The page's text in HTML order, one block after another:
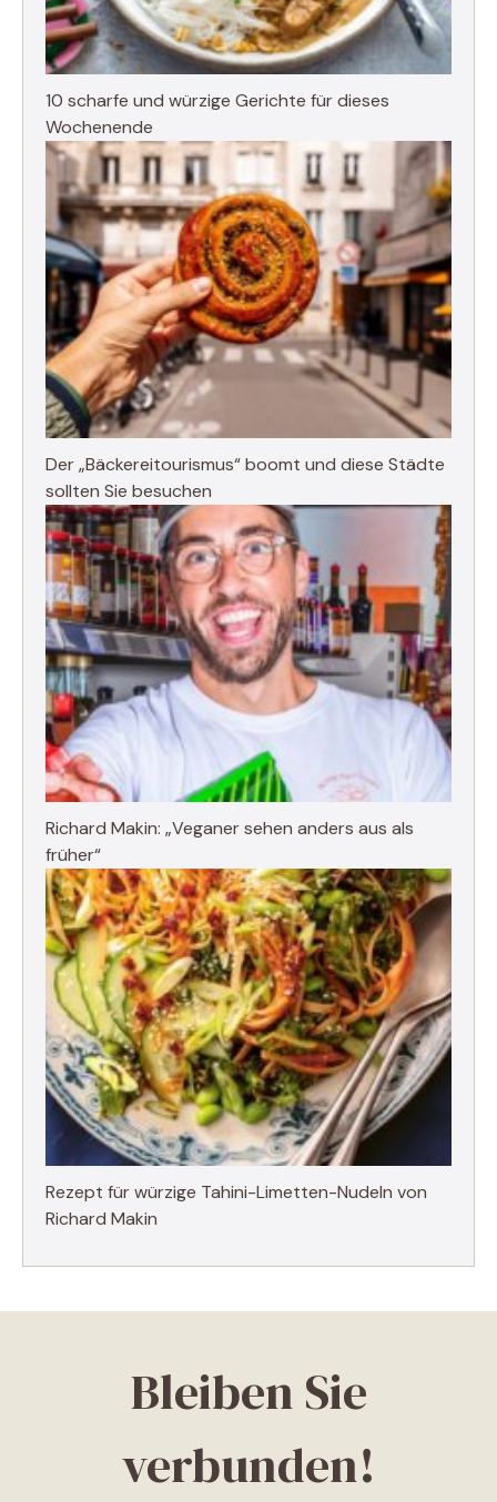
10 scharfe und würzige Gerichte für dieses
Wochenende
Der „Bäckereitourismus“ boomt und diese Städte
sollten Sie besuchen
Richard Makin: „Veganer sehen anders aus als
früher“
Rezept für würzige Tahini-Limetten-Nudeln von
Richard Makin
Bleiben Sie
verbunden!